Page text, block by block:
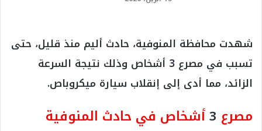
شهدت محافظة المنوفية، حادث أليم منذ قليل، حتى
تسبب في مصرع 3 أشخاص وذلك نتيجة السرعة
الزائد، مما أدى إلى إنقلاب سيارة ميكروباص.
مصرع أشخاص في حادث المنوفية